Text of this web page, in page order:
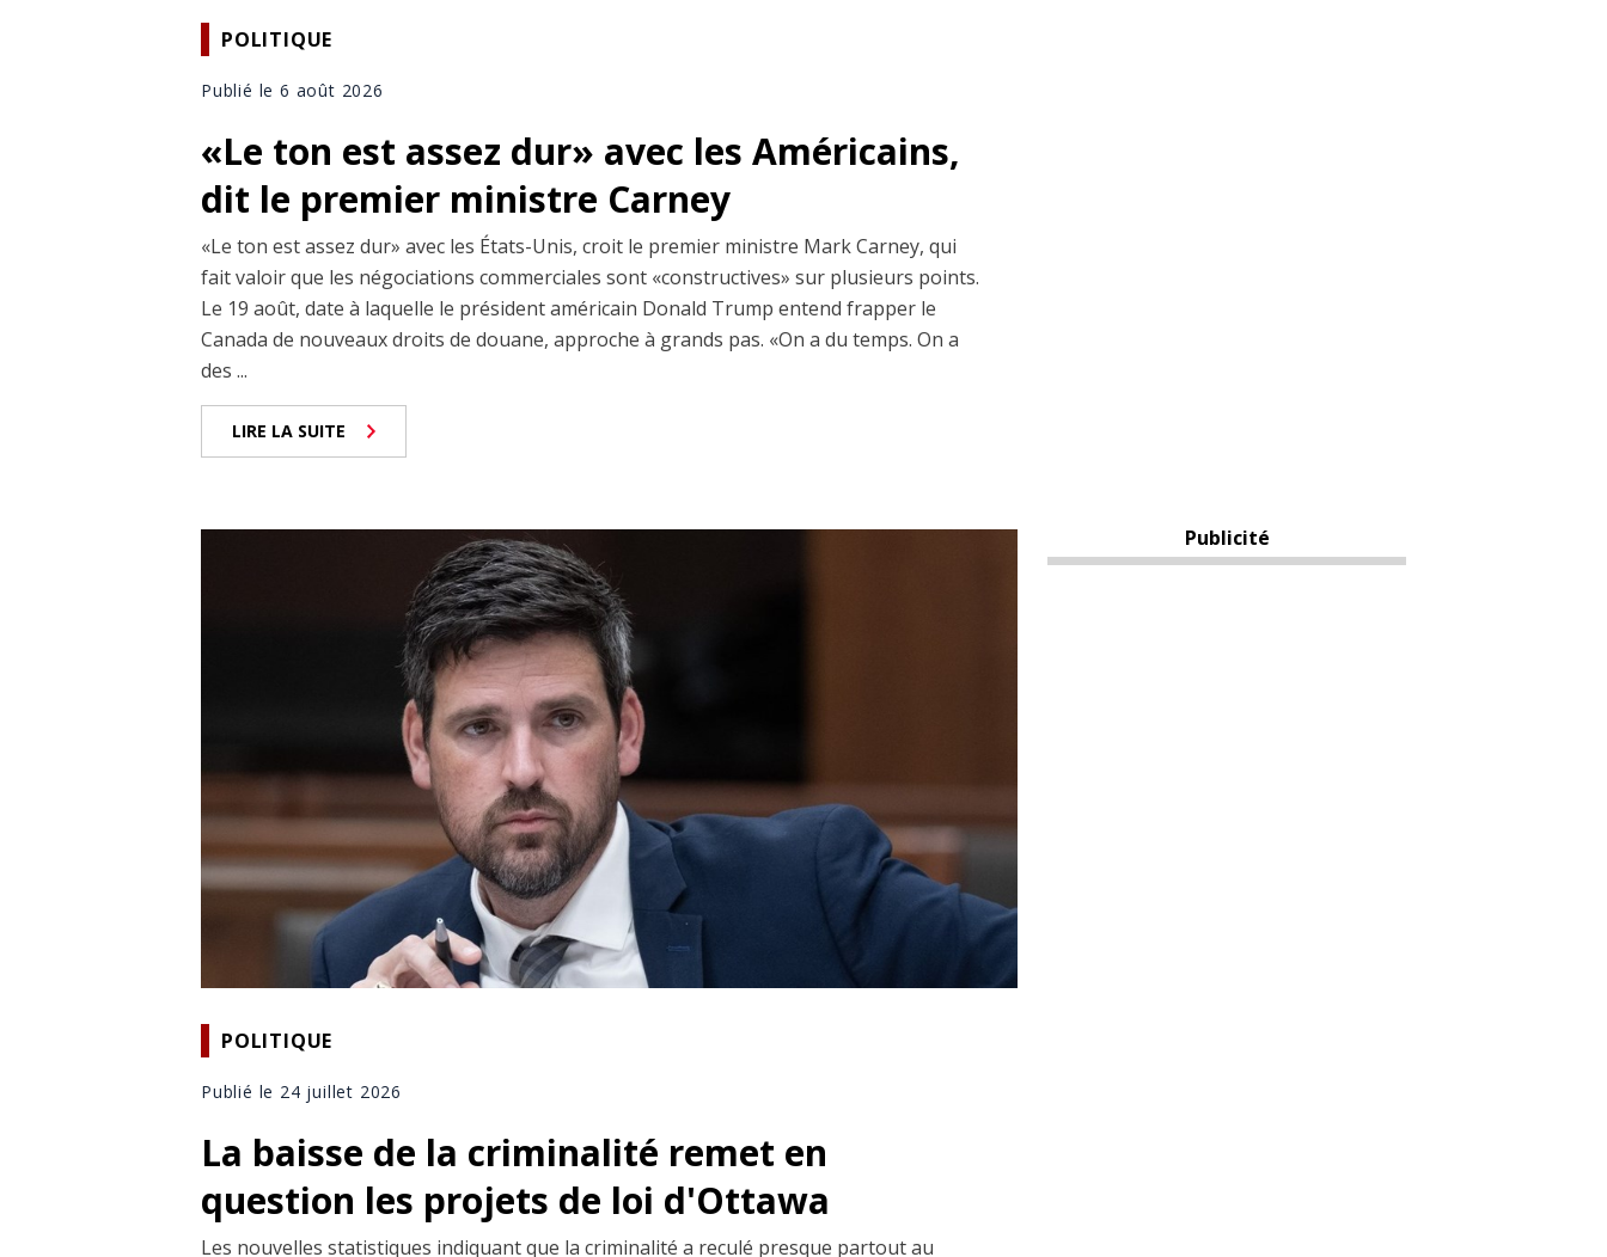
POLITIQUE
Publié le 6 août 2026
«Le ton est assez dur» avec les Américains,
dit le premier ministre Carney
«Le ton est assez dur» avec les États-Unis, croit le premier ministre Mark Carney, qui
fait valoir que les négociations commerciales sont «constructives» sur plusieurs points.
Le 19 août, date à laquelle le président américain Donald Trump entend frapper le
Canada de nouveaux droits de douane, approche à grands pas. «On a du temps. On a
des ...
LIRE LA SUITE
POLITIQUE
Publié le 24 juillet 2026
La baisse de la criminalité remet en
question les projets de loi d'Ottawa
Les nouvelles statistiques indiquant que la criminalité a reculé presque partout au
Publicité